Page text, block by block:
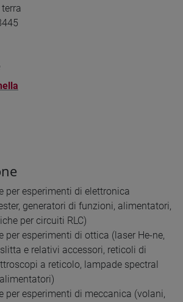
per esperimenti di elettronica
generatori di funzioni, alimentatori,
per circuiti RLC)
per esperimenti di ottica (laser He-ne,
e relativi accessori, reticoli di
a reticolo, lampade spectral
per esperimenti di meccanica (volani,